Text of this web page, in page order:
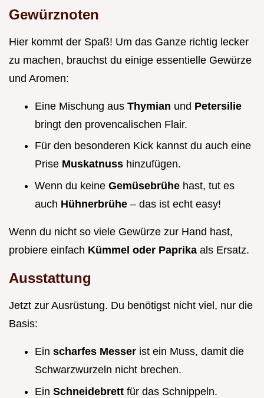
Gewürznoten
Hier kommt der Spaß! Um das Ganze richtig lecker
zu machen, brauchst du einige essentielle Gewürze
und Aromen:
Eine Mischung aus Thymian und Petersilie
bringt den provencalischen Flair.
Für den besonderen Kick kannst du auch eine
Prise Muskatnuss hinzufügen.
Wenn du keine Gemüsebrühe hast, tut es
auch Hühnerbrühe – das ist echt easy!
Wenn du nicht so viele Gewürze zur Hand hast,
probiere einfach Kümmel oder Paprika als Ersatz.
Ausstattung
Jetzt zur Ausrüstung. Du benötigst nicht viel, nur die
Basis:
Ein scharfes Messer ist ein Muss, damit die
Schwarzwurzeln nicht brechen.
Ein Schneidebrett für das Schnippeln.